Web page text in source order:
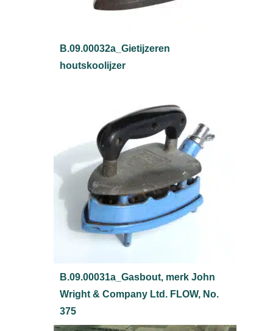
B.09.00032a_Gietijzeren
houtskoolijzer
B.09.00031a_Gasbout, merk John
Wright & Company Ltd. FLOW, No.
375